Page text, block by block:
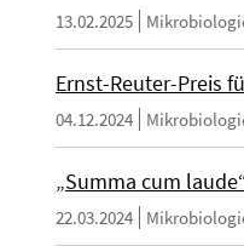
13.02.2025
Ernst-Reuter-Preis
04.12.2024
„Summa cum
22.03.2024